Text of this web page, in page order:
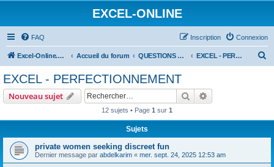
EXCEL-ONLINE
FAQ Connexion
Inscription
Excel-Online.net Accueil du forum QUESTIONS EXCEL EXCEL - PERFECTIONNEMENT
EXCEL - PERFECTIONNEMENT
Nouveau sujet Rechercher
12 sujets • Page 1 sur 1
Sujets
private women seeking discreet fun
Dernier message par abdelkarim « mer. sept. 24, 2025 12:53 am